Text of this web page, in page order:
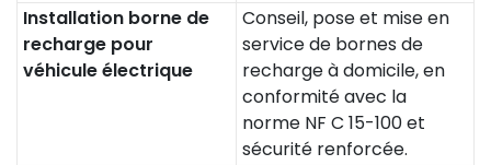
Installation borne de
recharge pour
véhicule électrique
Conseil, pose et mise en
service de bornes de
recharge à domicile, en
conformité avec la
norme NF C 15-100 et
sécurité renforcée.